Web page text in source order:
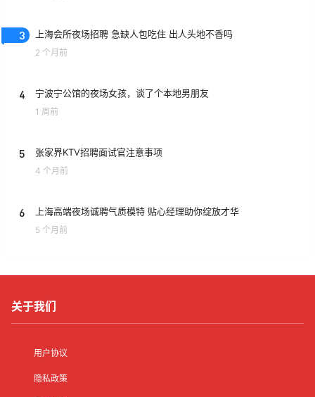
3 上海会所夜场招聘 急缺人包吃住 出人头地不香吗
2 个月前
4 宁波宁公馆的夜场女孩，谈了个本地男朋友
1 周前
5 张家界KTV招聘面试官注意事项
4 个月前
6 上海高端夜场诚聘气质模特 贴心经理助你绽放才华
5 个月前
关于我们
用户协议
隐私政策